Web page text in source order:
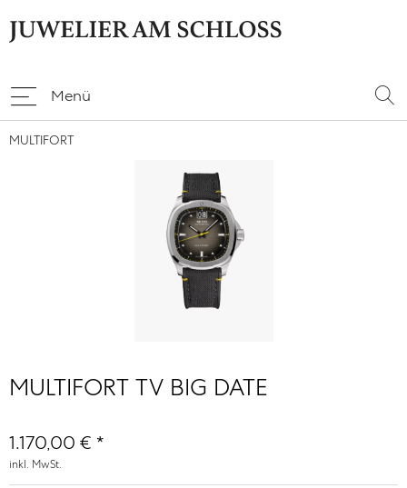
Menü
MULTIFORT
MULTIFORT TV BIG DATE
1.170,00 € *
inkl. MwSt.